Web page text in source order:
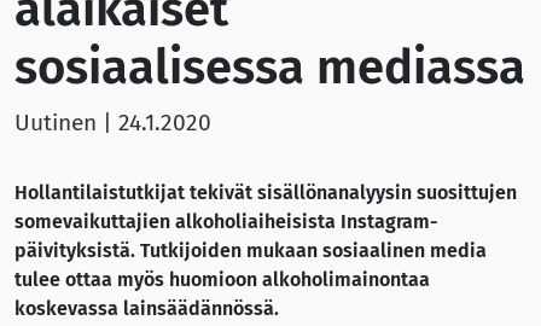
sosiaalisessa mediassa
Uutinen 24.1.2020
Hollantilaistutkijat tekivät sisällönanalyysin suosittujen
somevaikuttajien alkoholiaiheisista Instagram-
päivityksistä. Tutkijoiden mukaan sosiaalinen media
tulee ottaa myös huomioon alkoholimainontaa
koskevassa lainsäädännössä.